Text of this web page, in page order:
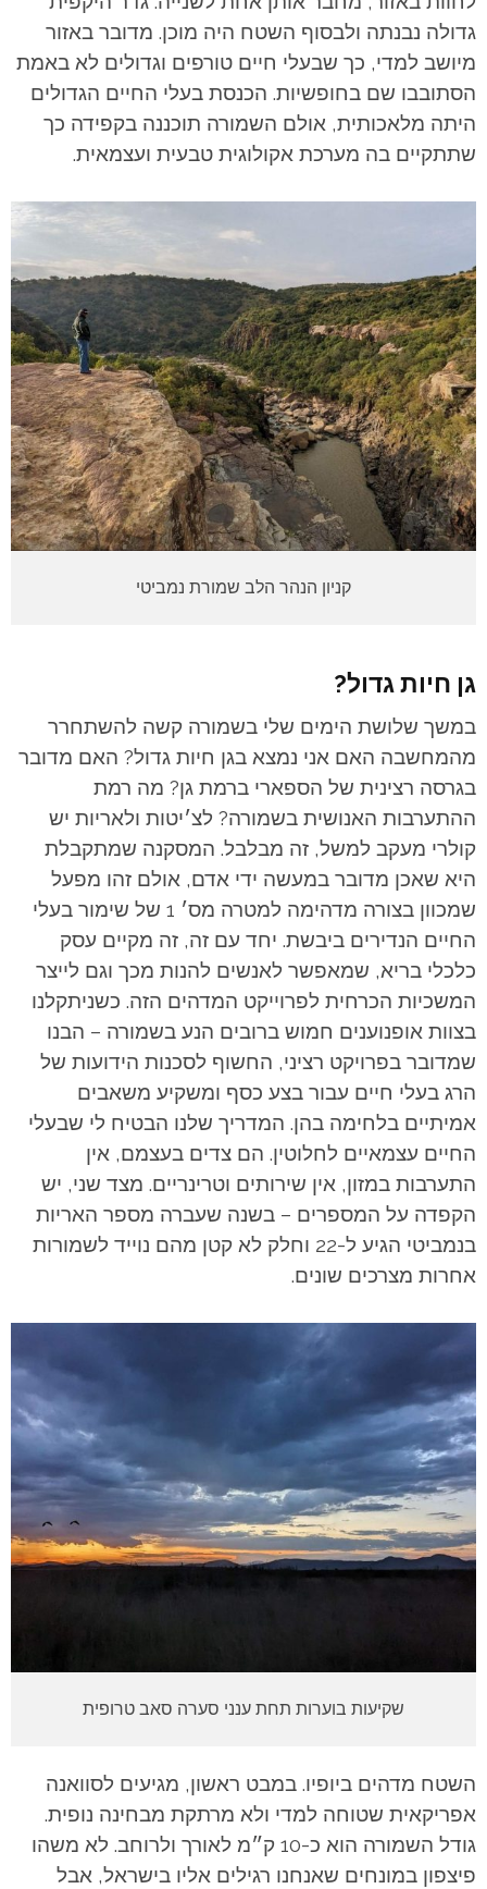
גדולה נבנתה ולבסוף השטח היה מוכן. מדובר באזור
מיושב למדי, כך שבעלי חיים טורפים וגדולים לא באמת
הסתובבו שם בחופשיות. הכנסת בעלי החיים הגדולים
היתה מלאכותית, אולם השמורה תוכננה בקפידה כך
שתתקיים בה מערכת אקולוגית טבעית ועצמאית.
קניון הנהר הלב שמורת נמביטי
גן חיות גדול?
במשך שלושת הימים שלי בשמורה קשה להשתחרר
מהמחשבה האם אני נמצא בגן חיות גדול? האם מדובר
בגרסה רצינית של הספארי ברמת גן? מה רמת
ההתערבות האנושית בשמורה? לצ׳יטות ולאריות יש
קולרי מעקב למשל, זה מבלבל. המסקנה שמתקבלת
היא שאכן מדובר במעשה ידי אדם, אולם זהו מפעל
שמכוון בצורה מדהימה למטרה מס׳ 1 של שימור בעלי
החיים הנדירים ביבשת. יחד עם זה, זה מקיים עסק
כלכלי בריא, שמאפשר לאנשים להנות מכך וגם לייצר
המשכיות הכרחית לפרוייקט המדהים הזה. כשניתקלנו
בצוות אופנוענים חמוש ברובים הנע בשמורה – הבנו
שמדובר בפרויקט רציני, החשוף לסכנות הידועות של
הרג בעלי חיים עבור בצע כסף ומשקיע משאבים
אמיתיים בלחימה בהן. המדריך שלנו הבטיח לי שבעלי
החיים עצמאיים לחלוטין. הם צדים בעצמם, אין
התערבות במזון, אין שירותים וטרינריים. מצד שני, יש
הקפדה על המספרים – בשנה שעברה מספר האריות
בנמביטי הגיע ל-22 וחלק לא קטן מהם נוייד לשמורות
אחרות מצרכים שונים.
שקיעות בוערות תחת ענני סערה סאב טרופית
השטח מדהים ביופיו. במבט ראשון, מגיעים לסוואנה
אפריקאית שטוחה למדי ולא מרתקת מבחינה נופית.
גודל השמורה הוא כ-10 ק״מ לאורך ולרוחב. לא משהו
פיצפון במונחים שאנחנו רגילים אליו בישראל, אבל